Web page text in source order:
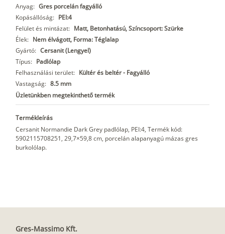
Anyag: Gres porcelán fagyálló
Kopásállóság: PEI:4
Felület és mintázat: Matt, Betonhatású, Színcsoport: Szürke
Élek: Nem élvágott, Forma: Téglalap
Gyártó: Cersanit (Lengyel)
Típus: Padlólap
Felhasználási terület: Kültér és beltér - Fagyálló
Vastagság: 8.5 mm
Üzletünkben megtekinthető termék
Termékleírás
Cersanit Normandie Dark Grey padlólap, PEI:4, Termék kód:
5902115708251, 29,7×59,8 cm, porcelán alapanyagú mázas gres
burkolólap.
Gres-Massimo Kft.